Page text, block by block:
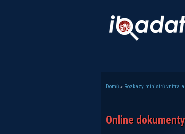
Domů » Rozkazy ministrů vnitra a
Online